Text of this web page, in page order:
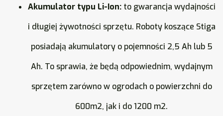
Akumulator typu Li-Ion:to gwarancja wydajności
i długiej żywotności sprzętu. Roboty koszące Stiga
posiadają akumulatory o pojemności 2,5 Ah lub 5
Ah. To sprawia, że będą odpowiednim, wydajnym
sprzętem zarówno w ogrodach o powierzchni do
600m2, jak i do 1200 m2.